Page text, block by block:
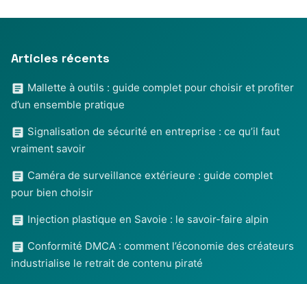
Articles récents
Mallette à outils : guide complet pour choisir et profiter
d’un ensemble pratique
Signalisation de sécurité en entreprise : ce qu’il faut
vraiment savoir
Caméra de surveillance extérieure : guide complet
pour bien choisir
Injection plastique en Savoie : le savoir-faire alpin
Conformité DMCA : comment l’économie des créateurs
industrialise le retrait de contenu piraté